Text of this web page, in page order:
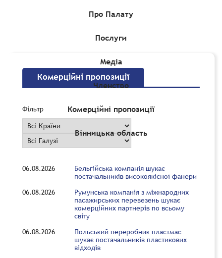
Про Палату
Послуги
Медіа
Членство
Комерційні пропозиції
Вінницька область
Комерційні пропозиції
Комерційні пропозиції
Фільтр
06.08.2026
Бельгійська компанія шукає
постачальників високоякісної фанери
06.08.2026
Румунська компанія з міжнародних
пасажирських перевезень шукає
комерційних партнерів по всьому
світу
06.08.2026
Польський переробник пластмас
шукає постачальників пластикових
відходів